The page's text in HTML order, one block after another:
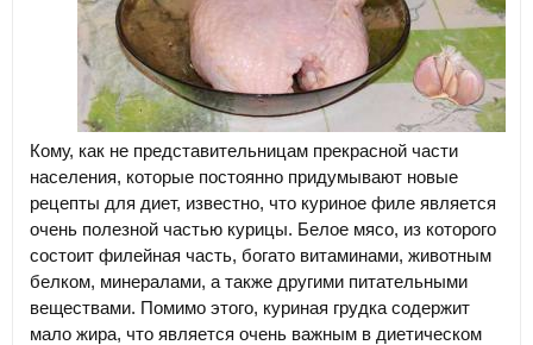
Кому, как не представительницам прекрасной части
населения, которые постоянно придумывают новые
рецепты для диет, известно, что куриное филе является
очень полезной частью курицы. Белое мясо, из которого
состоит филейная часть, богато витаминами, животным
белком, минералами, а также другими питательными
веществами. Помимо этого, куриная грудка содержит
мало жира, что является очень важным в диетическом